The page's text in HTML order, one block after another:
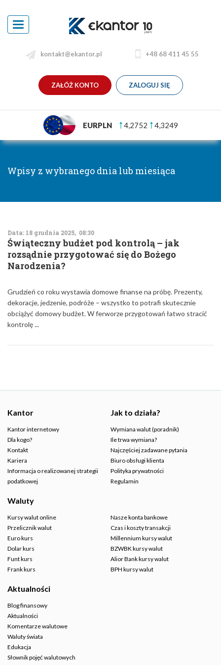
Toggle
navigation
kontakt@ekantor.pl +48 68 411 45 55
ZAŁÓŻ KONTO ZALOGUJ SIĘ
EURPLN 4,2752 4,3249
Wpisy z wybranego dnia lub miesiąca
Data: 18 grudnia 2025, 08:30
Świąteczny budżet pod kontrolą – jak
rozsądnie przygotować się do Bożego
Narodzenia?
Grudzień co roku wystawia domowe finanse na próbę. Prezenty,
dekoracje, jedzenie, podróże – wszystko to potrafi skutecznie
obciążyć domowy budżet. W ferworze przygotowań łatwo stracić
kontrolę ...
Kantor
Kantor internetowy
Dla kogo?
Kontakt
Kariera
Informacja o realizowanej strategii
podatkowej
Jak to działa?
Wymiana walut (poradnik)
Ile trwa wymiana?
Najczęściej zadawane pytania
Biuro obsługi klienta
Polityka prywatności
Regulamin
Waluty
Kursy walut online
Przelicznik walut
Euro kurs
Dolar kurs
Funt kurs
Frank kurs
Nasze konta bankowe
Czas i koszty transakcji
Millennium kursy walut
BZWBK kursy walut
Alior Bank kursy walut
BPH kursy walut
Aktualności
Blog finansowy
Aktualności
Komentarze walutowe
Waluty świata
Edukacja
Słownik pojęć walutowych